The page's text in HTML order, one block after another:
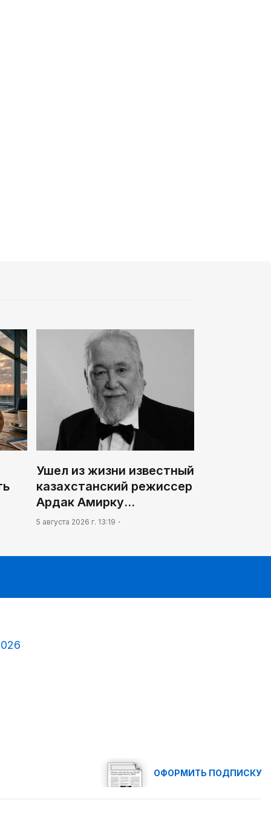
Ушел из жизни известный
казахстанский режиссер
Ардак Амирку…
5 августа 2026 г. 13:19
ОФОРМИТЬ ПОДПИСКУ